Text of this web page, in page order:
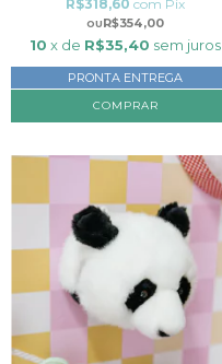
R$354,00
R$318,60 com Pix
10 x de R$35,40 sem juros
PRONTA ENTREGA